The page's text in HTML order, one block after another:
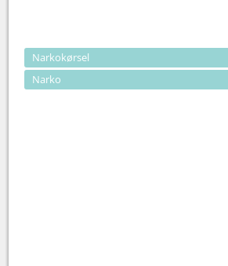
Narkokørsel
Narko